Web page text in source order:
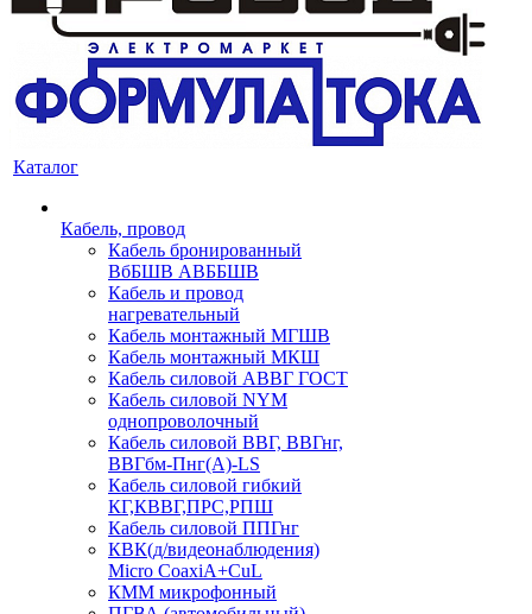
Каталог
Кабель, провод
Кабель бронированный
ВбБШВ АВББШВ
Кабель и провод
нагревательный
Кабель монтажный МГШВ
Кабель монтажный МКШ
Кабель силовой АВВГ ГОСТ
Кабель силовой NYM
однопроволочный
Кабель силовой ВВГ, ВВГнг,
ВВГбм-Пнг(А)-LS
Кабель силовой гибкий
КГ,КВВГ,ПРС,РПШ
Кабель силовой ППГнг
КВК(д/видеонаблюдения)
Micro CoaxiA+CuL
КММ микрофонный